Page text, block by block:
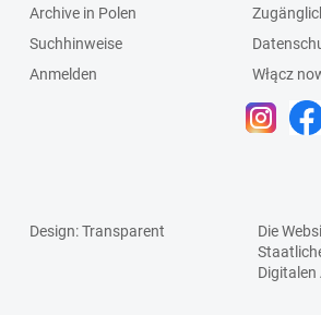
Archive in Polen
Suchhinweise
Anmelden
Włącz
Design: Transparent
Die
Digitalen